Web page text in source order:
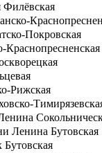
Филёвская
Покровская
Краснопресненская
Рижская
Ленина Бутовская
Бутовская